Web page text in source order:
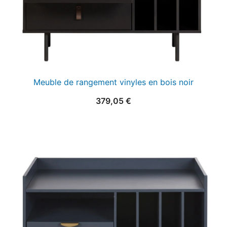
Meuble de rangement vinyles en bois noir
379,05 €